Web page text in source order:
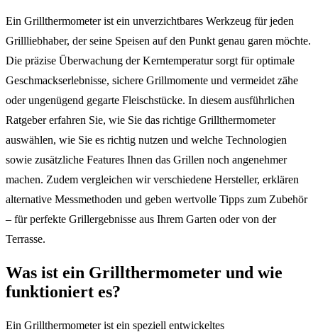
Ein Grillthermometer ist ein unverzichtbares Werkzeug für jeden
Grillliebhaber, der seine Speisen auf den Punkt genau garen möchte.
Die präzise Überwachung der Kerntemperatur sorgt für optimale
Geschmackserlebnisse, sichere Grillmomente und vermeidet zähe
oder ungenügend gegarte Fleischstücke. In diesem ausführlichen
Ratgeber erfahren Sie, wie Sie das richtige Grillthermometer
auswählen, wie Sie es richtig nutzen und welche Technologien
sowie zusätzliche Features Ihnen das Grillen noch angenehmer
machen. Zudem vergleichen wir verschiedene Hersteller, erklären
alternative Messmethoden und geben wertvolle Tipps zum Zubehör
– für perfekte Grillergebnisse aus Ihrem Garten oder von der
Terrasse.
Was ist ein Grillthermometer und wie
funktioniert es?
Ein Grillthermometer ist ein speziell entwickeltes